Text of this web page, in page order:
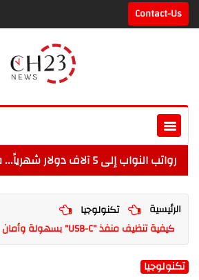
Contact-Us
رواتب النواب إلى 5 آلاف دولار شهرياً... فكيف أقرّت الزيادة؟
الرئيسية
تكنولوجيا
كيفية تنظيف منفذ "USB-C" بسهولة وأمان
تكنولوجيا